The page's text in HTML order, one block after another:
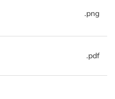
.png
.pdf